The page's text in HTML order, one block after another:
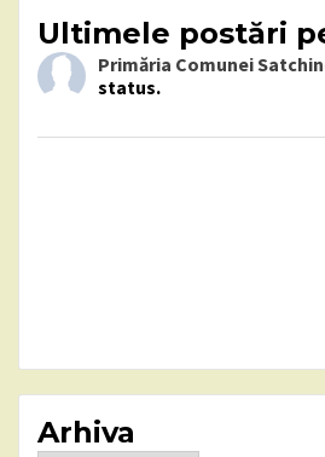
Ultimele postări
Primăria Comunei
status.
Arhiva